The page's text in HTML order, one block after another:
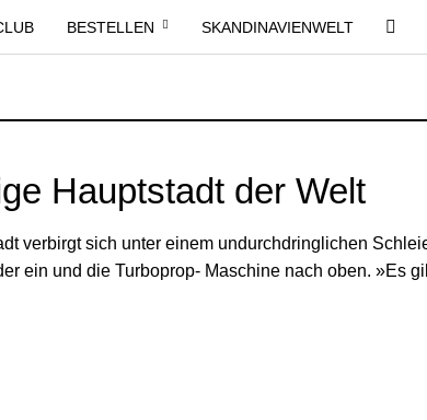
BESTELLEN SKANDINAVIENWELT
Hauptstadt der Welt
verbirgt sich unter einem undurchdringlichen
ein und die Turboprop- Maschine nach oben. »Es